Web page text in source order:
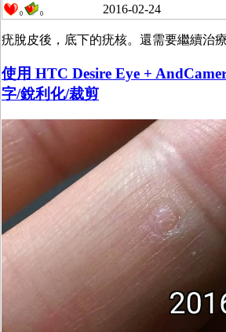
0 0 2016-02-24
疣脫皮後，底下的疣核。還需要繼續治
使用 HTC Desire Eye +
字/銳利化/裁剪